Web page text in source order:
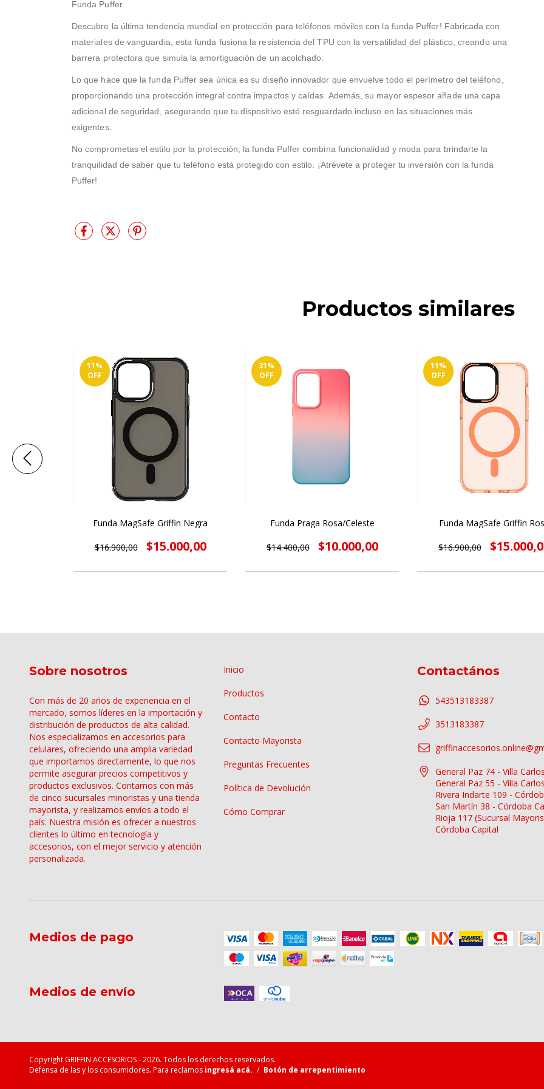
Funda Puffer
Descubre la última tendencia mundial en protección para teléfonos móviles con la funda Puffer! Fabricada con
materiales de vanguardia, esta funda fusiona la resistencia del TPU con la versatilidad del plástico, creando una
barrera protectora que simula la amortiguación de un acolchado.
Lo que hace que la funda Puffer sea única es su diseño innovador que envuelve todo el perímetro del teléfono,
proporcionando una protección integral contra impactos y caídas. Además, su mayor espesor añade una capa
adicional de seguridad, asegurando que tu dispositivo esté resguardado incluso en las situaciones más
exigentes.
No comprometas el estilo por la protección; la funda Puffer combina funcionalidad y moda para brindarte la
tranquilidad de saber que tu teléfono está protegido con estilo. ¡Atrévete a proteger tu inversión con la funda
Puffer!
Productos similares
11%
OFF
Funda MagSafe Griffin Negra
$16.900,00 $15.000,00
31%
OFF
Funda Praga Rosa/Celeste
$14.400,00 $10.000,00
11%
OFF
Funda MagSafe Griffin
$16.900,00
Sobre nosotros
Con más de 20 años de experiencia en el
mercado, somos líderes en la importación y
distribución de productos de alta calidad.
Nos especializamos en accesorios para
celulares, ofreciendo una amplia variedad
que importamos directamente, lo que nos
permite asegurar precios competitivos y
productos exclusivos. Contamos con más
de cinco sucursales minoristas y una tienda
mayorista, y realizamos envíos a todo el
país. Nuestra misión es ofrecer a nuestros
clientes lo último en tecnología y
accesorios, con el mejor servicio y atención
personalizada.
Inicio
Productos
Contacto
Contacto Mayorista
Preguntas Frecuentes
Política de Devolución
Cómo Comprar
Contactános
543513183387
3513183387
General Paz 74 - Villa
General Paz 55 - Villa
Rivera Indarte 109 -
San Martín 38 - Córdoba
Rioja 117 (Sucursal
Córdoba Capital
Medios de pago
Medios de envío
Copyright GRIFFIN ACCESORIOS - 2026. Todos los derechos reservados.
Defensa de las y los consumidores. Para reclamos ingresá acá. / Botón de arrepentimiento